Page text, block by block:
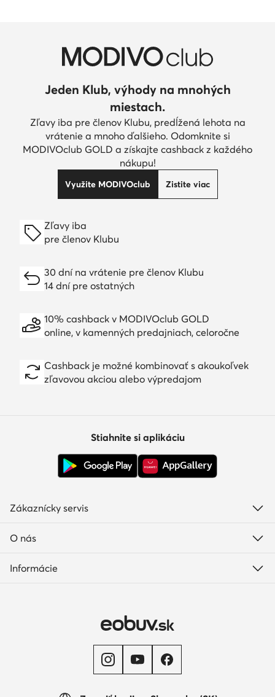
Jeden Klub, výhody na mnohých
miestach.
Zľavy iba pre členov Klubu, predĺžená lehota na
vrátenie a mnoho ďalšieho. Odomknite si
MODIVOclub GOLD a získajte cashback z každého
nákupu!
Využite MODIVOclub Zistite viac
Zľavy iba
pre členov Klubu
30 dní na vrátenie pre členov Klubu
14 dní pre ostatných
10% cashback v MODIVOclub GOLD
online, v kamenných predajniach, celoročne
Cashback je možné kombinovať s akoukoľvek
zľavovou akciou alebo výpredajom
Stiahnite si aplikáciu
Zákaznícky servis
O nás
Informácie